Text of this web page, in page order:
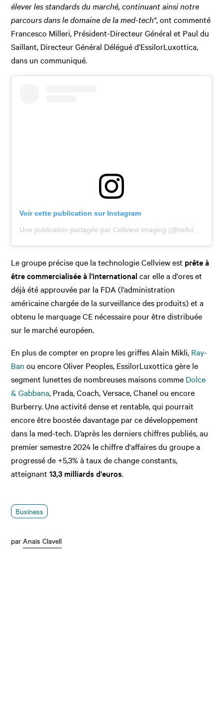
élever les standards du marché, continuant ainsi notre
parcours dans le domaine de la med-tech", ont commenté
Francesco Milleri, Président-Directeur Général et Paul du
Saillant, Directeur Général Délégué d’EssilorLuxottica,
dans un communiqué.
Voir cette publication sur Instagram
Une publication partagée par Cellview Imaging (@cellviewimaging)
Le groupe précise que la technologie Cellview est prête à
être commercialisée à l’international car elle a d'ores et
déjà été approuvée par la FDA (l’administration
américaine chargée de la surveillance des produits) et a
obtenu le marquage CE nécessaire pour être distribuée
sur le marché européen.
En plus de compter en propre les griffes Alain Mikli, Ray-
Ban ou encore Oliver Peoples, EssilorLuxottica gère le
segment lunettes de nombreuses maisons comme Dolce
& Gabbana, Prada, Coach, Versace, Chanel ou encore
Burberry. Une activité dense et rentable, qui pourrait
encore être boostée davantage par ce développement
dans la med-tech. D’après les derniers chiffres publiés, au
premier semestre 2024 le chiffre d'affaires du groupe a
progressé de +5,3% à taux de change constants,
atteignant13,3 milliards d'euros.
Business
parAnaïs Clavell